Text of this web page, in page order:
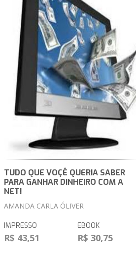
TUDO QUE VOÇÊ QUERIA SABER
PARA GANHAR DINHEIRO COM A
NET!
AMANDA CARLA ÓLIVER
IMPRESSO
R$ 43,51
EBOOK
R$ 30,75